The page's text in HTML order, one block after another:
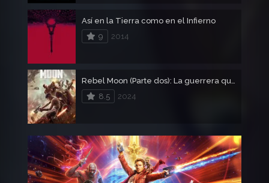
Así en la Tierra como en el Infierno
9
2014
Rebel Moon (Parte dos): La guerrera que deja marcas
8.5
2024